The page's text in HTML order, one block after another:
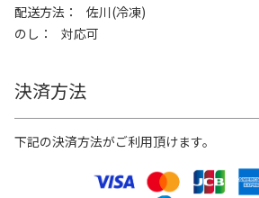
配送方法
佐川(冷凍)
のし
対応可
決済方法
下記の決済方法がご利用頂けます。